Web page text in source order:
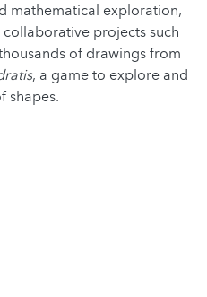
mathematical exploration,
projects such
of drawings from
, a game to explore and
shapes.